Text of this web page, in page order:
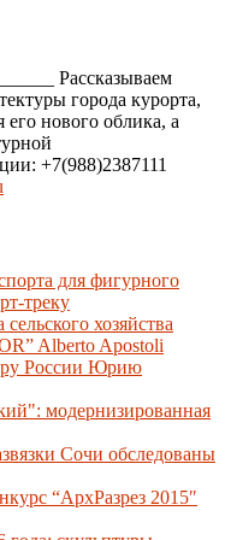
Рассказываем
города курорта,
нового облика, а
+7(988)2387111
для фигурного
треку
хозяйства
Alberto Apostoli
России Юрию
модернизированная
Сочи обследованы
“АрхРазрез 2015″